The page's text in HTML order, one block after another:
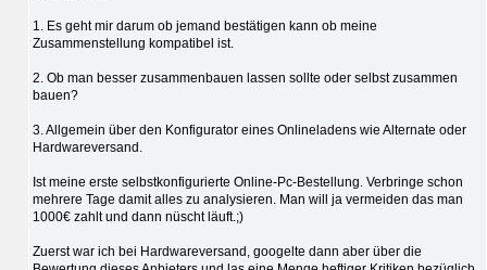
1. Es geht mir darum ob jemand bestätigen kann ob meine
Zusammenstellung kompatibel ist.
2. Ob man besser zusammenbauen lassen sollte oder selbst zusammen
bauen?
3. Allgemein über den Konfigurator eines Onlineladens wie Alternate oder
Hardwareversand.
Ist meine erste selbstkonfigurierte Online-Pc-Bestellung. Verbringe schon
mehrere Tage damit alles zu analysieren. Man will ja vermeiden das man
1000€ zahlt und dann nüscht läuft.;)
Zuerst war ich bei Hardwareversand, googelte dann aber über die